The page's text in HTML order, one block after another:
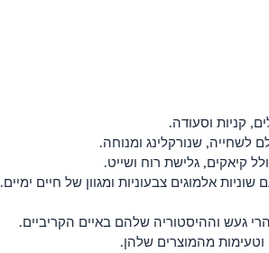
קניות וסעודה.
אלמוגים צבעוניות ומגוון של חיים ימיים.
מהמוצרים שלהן.